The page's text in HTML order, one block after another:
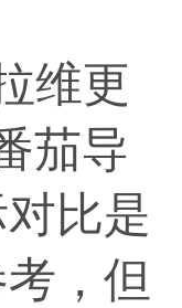
维更
茄导
比是
，但